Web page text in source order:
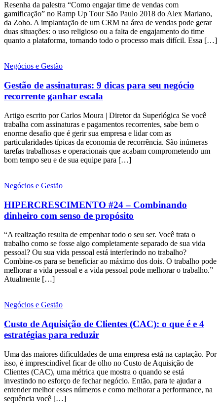
Resenha da palestra “Como engajar time de vendas com
gamificação” no Ramp Up Tour São Paulo 2018 do Alex Mariano,
da Zoho. A implantação de um CRM na área de vendas pode gerar
duas situações: o uso religioso ou a falta de engajamento do time
quanto a plataforma, tornando todo o processo mais difícil. Essa […]
Negócios e Gestão
Gestão de assinaturas: 9 dicas para seu negócio
recorrente ganhar escala
Artigo escrito por Carlos Moura | Diretor da Superlógica Se você
trabalha com assinaturas e pagamentos recorrentes, sabe bem o
enorme desafio que é gerir sua empresa e lidar com as
particularidades típicas da economia de recorrência. São inúmeras
tarefas trabalhosas e operacionais que acabam comprometendo um
bom tempo seu e de sua equipe para […]
Negócios e Gestão
HIPERCRESCIMENTO #24 – Combinando
dinheiro com senso de propósito
“A realização resulta de empenhar todo o seu ser. Você trata o
trabalho como se fosse algo completamente separado de sua vida
pessoal? Ou sua vida pessoal está interferindo no trabalho?
Combine-os para se beneficiar ao máximo dos dois. O trabalho pode
melhorar a vida pessoal e a vida pessoal pode melhorar o trabalho.”
Atualmente […]
Negócios e Gestão
Custo de Aquisição de Clientes (CAC): o que é e 4
estratégias para reduzir
Uma das maiores dificuldades de uma empresa está na captação. Por
isso, é imprescindível ficar de olho no Custo de Aquisição de
Clientes (CAC), uma métrica que mostra o quando se está
investindo no esforço de fechar negócio. Então, para te ajudar a
entender melhor esses números e como melhorar a performance, na
sequência você […]